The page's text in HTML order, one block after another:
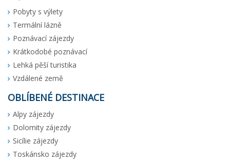
Pobyty s výlety
Termální lázně
Poznávací zájezdy
Krátkodobé poznávací
Lehká pěší turistika
Vzdálené země
OBLÍBENÉ DESTINACE
Alpy zájezdy
Dolomity zájezdy
Sicílie zájezdy
Toskánsko zájezdy